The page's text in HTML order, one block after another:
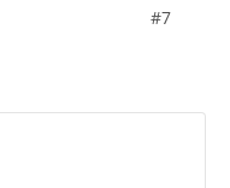
#7